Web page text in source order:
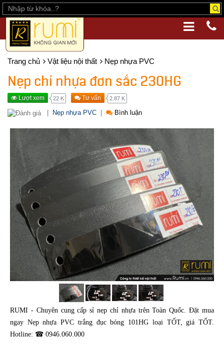
Trang chủ Vật liệu nội thất Nẹp nhựa PVC
Nẹp chỉ nhựa đơn sắc 230HG
Lượt xem 22 K Tư vấn 2.87 K
Nẹp nhựa PVC Bình luận
RUMI - Chuyên cung cấp sỉ nẹp chỉ nhựa trên Toàn Quốc. Đặt mua
ngay Nẹp nhựa PVC trắng đục bóng 101HG loại TỐT, giá TỐT.
Hotline: ☎ 0946.060.000